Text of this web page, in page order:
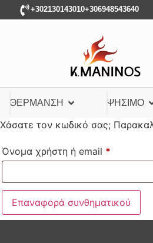
+302130143010+306948543640
ΘΈΡΜΑΝΣΗ ΨΉΣΙΜΟ
Χάσατε τον κωδικό σας;
Όνομα χρήστη ή email *
Επαναφορά συνθηματικού